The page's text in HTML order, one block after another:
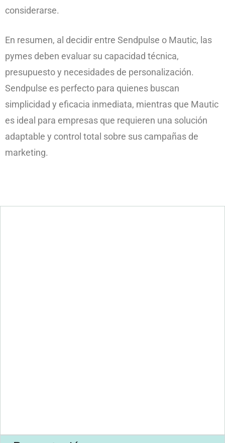
considerarse.
En resumen, al decidir entre Sendpulse o Mautic, las
pymes deben evaluar su capacidad técnica,
presupuesto y necesidades de personalización.
Sendpulse es perfecto para quienes buscan
simplicidad y eficacia inmediata, mientras que Mautic
es ideal para empresas que requieren una solución
adaptable y control total sobre sus campañas de
marketing.